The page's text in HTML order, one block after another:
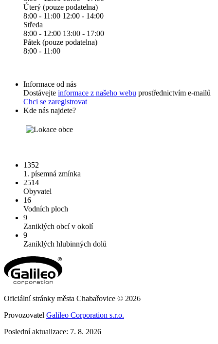
Úterý (pouze podatelna)
8:00 - 11:00 12:00 - 14:00
Středa
8:00 - 12:00 13:00 - 17:00
Pátek (pouze podatelna)
8:00 - 11:00
Informace od nás
Dostávejte informace z našeho webu prostřednictvím e-mailů
Chci se zaregistrovat
Kde nás najdete?
1352
1. písemná zmínka
2514
Obyvatel
16
Vodních ploch
9
Zaniklých obcí v okolí
9
Zaniklých hlubinných dolů
Oficiální stránky města Chabařovice © 2026
Provozovatel Galileo Corporation s.r.o.
Poslední aktualizace: 7. 8. 2026